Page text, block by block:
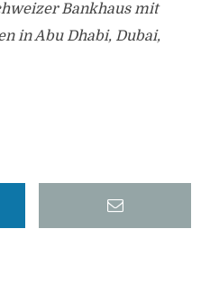
Bankhaus mit
in Abu Dhabi, Dubai,